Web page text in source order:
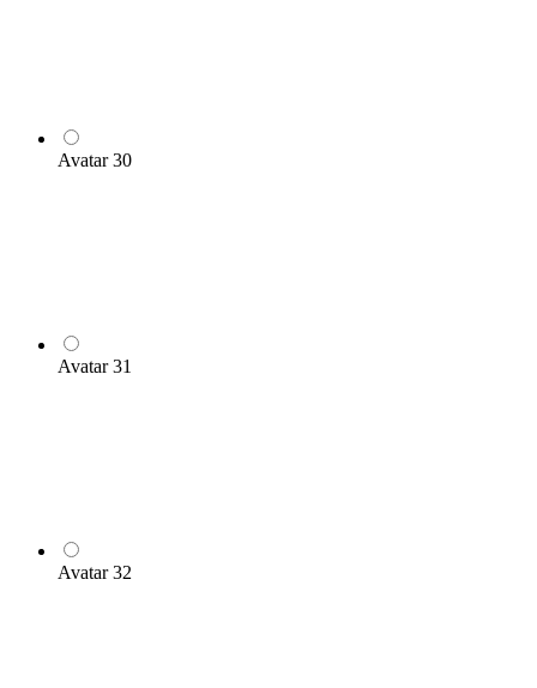
Avatar 30
Avatar 31
Avatar 32